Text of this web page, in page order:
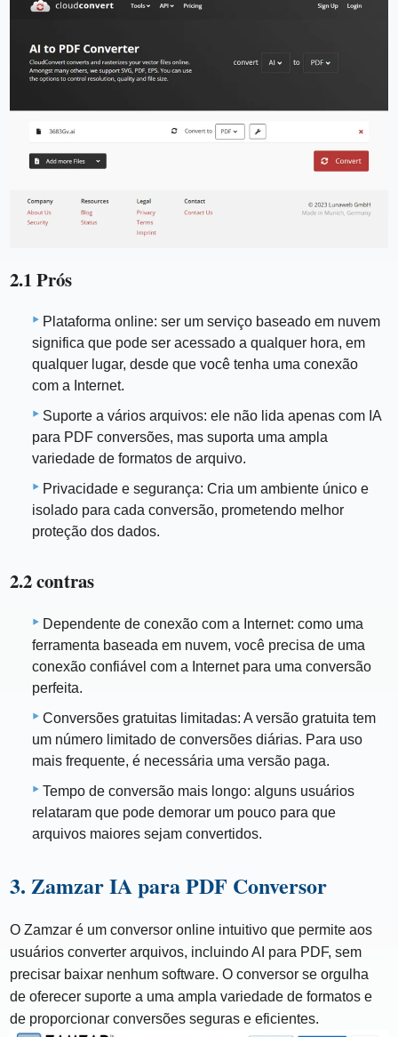
2.1 Prós
Plataforma online: ser um serviço baseado em nuvem
significa que pode ser acessado a qualquer hora, em
qualquer lugar, desde que você tenha uma conexão
com a Internet.
Suporte a vários arquivos: ele não lida apenas com IA
para PDF conversões, mas suporta uma ampla
variedade de formatos de arquivo.
Privacidade e segurança: Cria um ambiente único e
isolado para cada conversão, prometendo melhor
proteção dos dados.
2.2 contras
Dependente de conexão com a Internet: como uma
ferramenta baseada em nuvem, você precisa de uma
conexão confiável com a Internet para uma conversão
perfeita.
Conversões gratuitas limitadas: A versão gratuita tem
um número limitado de conversões diárias. Para uso
mais frequente, é necessária uma versão paga.
Tempo de conversão mais longo: alguns usuários
relataram que pode demorar um pouco para que
arquivos maiores sejam convertidos.
3. Zamzar IA para PDF Conversor
O Zamzar é um conversor online intuitivo que permite aos
usuários converter arquivos, incluindo AI para PDF, sem
precisar baixar nenhum software. O conversor se orgulha
de oferecer suporte a uma ampla variedade de formatos e
de proporcionar conversões seguras e eficientes.